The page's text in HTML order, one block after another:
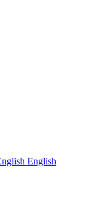
English